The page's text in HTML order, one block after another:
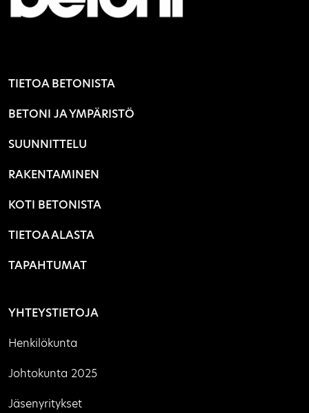
TIETOA BETONISTA
BETONI JA YMPÄRISTÖ
SUUNNITTELU
RAKENTAMINEN
KOTI BETONISTA
TIETOA ALASTA
TAPAHTUMAT
YHTEYSTIETOJA
Henkilökunta
Johtokunta 2025
Jäsenyritykset